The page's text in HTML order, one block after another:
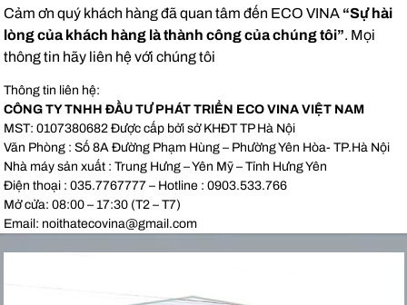
Cảm ơn quý khách hàng đã quan tâm đến ECO VINA “Sự hài
lòng của khách hàng là thành công của chúng tôi”. Mọi
thông tin hãy liên hệ với chúng tôi
Thông tin liên hệ:
CÔNG TY TNHH ĐẦU TƯ PHÁT TRIỂN ECO VINA VIỆT NAM
MST: 0107380682 Được cấp bởi sở KHĐT TP Hà Nội
Văn Phòng : Số 8A Đường Phạm Hùng – Phường Yên Hòa- TP.Hà Nội
Nhà máy sản xuất : Trung Hưng – Yên Mỹ – Tỉnh Hưng Yên
Điện thoại : 035.7767777 – Hotline : 0903.533.766
Mở cửa: 08:00 – 17:30 (T2 – T7)
Email: noithatecovina@gmail.com